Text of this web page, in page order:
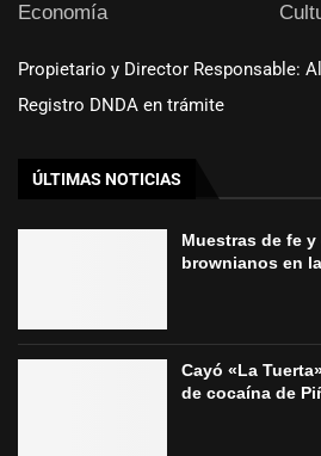
Economía
Propietario y Director Responsable:
Registro DNDA en trámite
ÚLTIMAS NOTICIAS
Muestras de fe
brownianos en
Cayó «La
de cocaína de